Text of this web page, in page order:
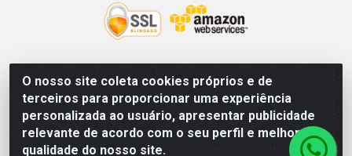
O nosso site coleta cookies próprios e de
terceiros para proporcionar uma experiência
personalizada ao usuário, apresentar publicidade
relevante de acordo com o seu perfil e melhorar a
qualidade do nosso site.
Lutan Distribuidora - Rua Dr. Gerino Souza Filho, 1525 -
Itinga - Lauro de Freitas / BA - CEP 42700-000 - CNPJ
05.156.713/0001-62